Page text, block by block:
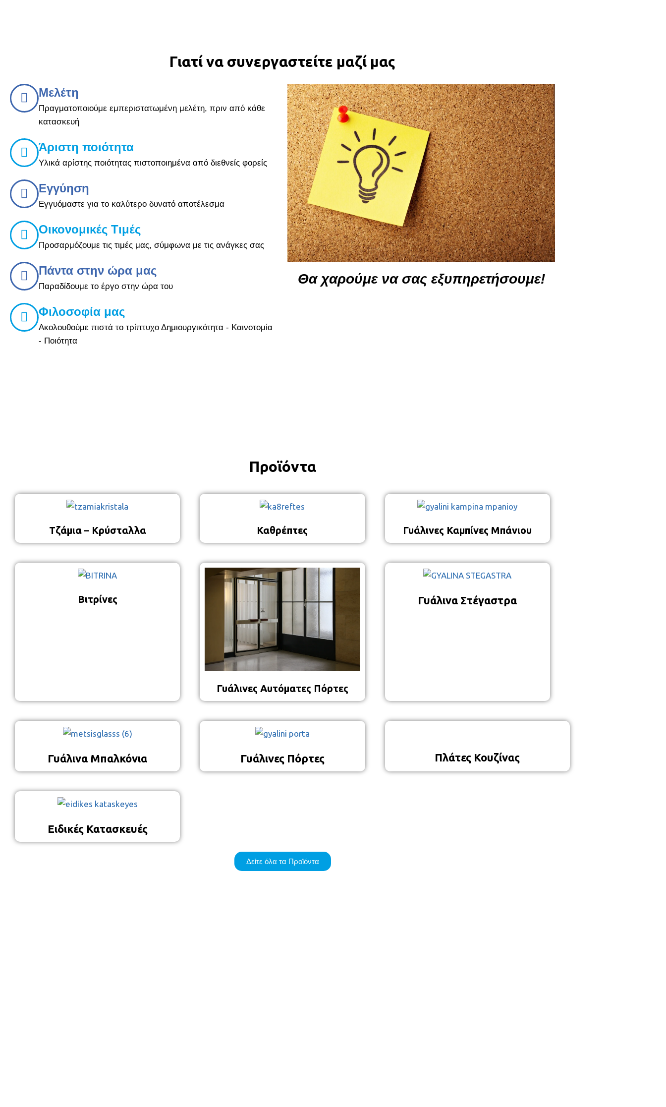
Γιατί να συνεργαστείτε μαζί μας
Μελέτη
Πραγματοποιούμε εμπεριστατωμένη μελέτη, πριν από κάθε
κατασκευή
Άριστη ποιότητα
Υλικά αρίστης ποιότητας πιστοποιημένα από διεθνείς φορείς
Εγγύηση
Εγγυόμαστε για το καλύτερο δυνατό αποτέλεσμα
Οικονομικές Τιμές
Προσαρμόζουμε τις τιμές μας, σύμφωνα με τις ανάγκες σας
Πάντα στην ώρα μας
Παραδίδουμε το έργο στην ώρα του
Φιλοσοφία μας
Ακολουθούμε πιστά το τρίπτυχο Δημιουργικότητα - Καινοτομία
- Ποιότητα
Θα χαρούμε να σας εξυπηρετήσουμε!
Προϊόντα
Τζάμια – Κρύσταλλα Καθρέπτες Γυάλινες Καμπίνες Μπάνιου
Βιτρίνες
Γυάλινες Αυτόματες Πόρτες
Γυάλινα Στέγαστρα
Γυάλινα Μπαλκόνια Γυάλινες Πόρτες Πλάτες Κουζίνας
Ειδικές Κατασκευές
Δείτε όλα τα Προϊόντα